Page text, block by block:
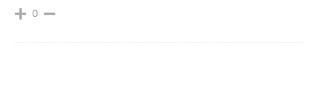
0